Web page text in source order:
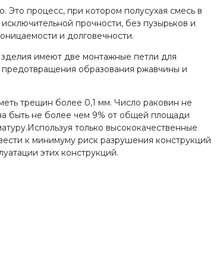
процесс, при котором полусухая смесь в
прочности, без пузырьков и
и долговечности.
имеют две монтажные петли для
образования ржавчины и
трещин более 0,1 мм. Число раковин не
быть не более чем 9% от общей площади
только высококачественные
к минимуму риск разрушения конструкций
этих конструкций.